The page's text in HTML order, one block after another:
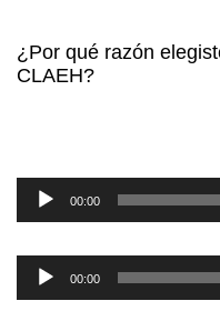
¿Por qué razón
CLAEH?
audio
00:00
audio
00:00